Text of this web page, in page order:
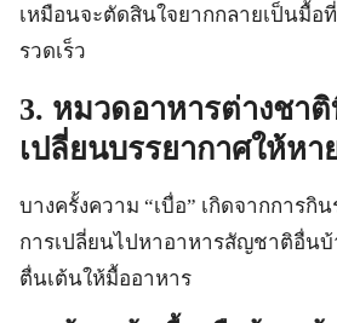
เหมือนจะตัดสินใจยากกลายเป็นมื้อ
รวดเร็ว
3. หมวดอาหารต่างชา
เปลี่ยนบรรยากาศให้หา
บางครั้งความ “เบื่อ” เกิดจากการกิ
การเปลี่ยนไปหาอาหารสัญชาติอื่นบ้
ตื่นเต้นให้มื้ออาหาร